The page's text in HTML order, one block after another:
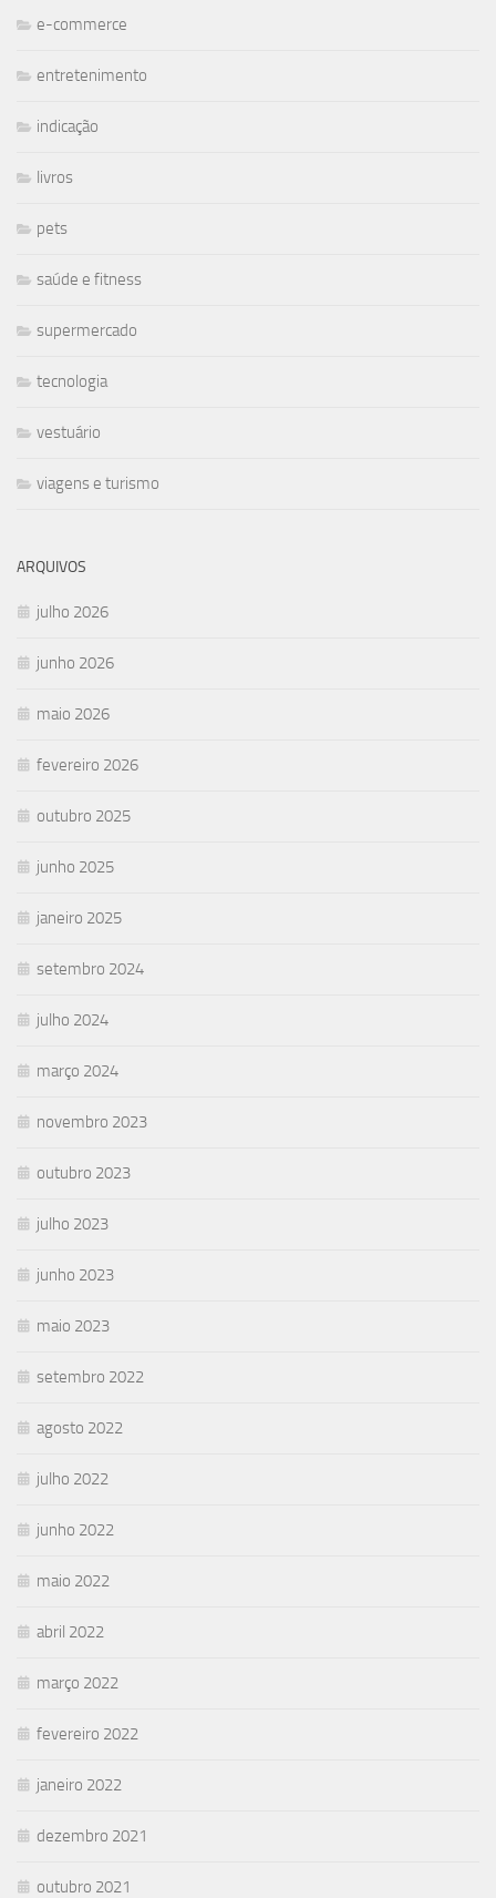
e-commerce
entretenimento
indicação
livros
pets
saúde e fitness
supermercado
tecnologia
vestuário
viagens e turismo
ARQUIVOS
julho 2026
junho 2026
maio 2026
fevereiro 2026
outubro 2025
junho 2025
janeiro 2025
setembro 2024
julho 2024
março 2024
novembro 2023
outubro 2023
julho 2023
junho 2023
maio 2023
setembro 2022
agosto 2022
julho 2022
junho 2022
maio 2022
abril 2022
março 2022
fevereiro 2022
janeiro 2022
dezembro 2021
outubro 2021